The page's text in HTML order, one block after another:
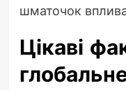
шматочок
Цікаві